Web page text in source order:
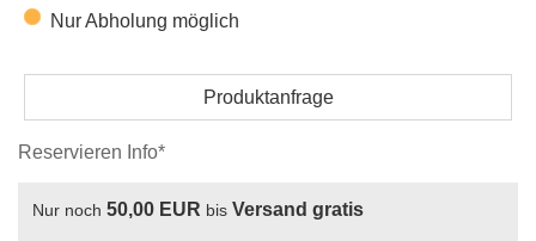
Nur Abholung möglich
Produktanfrage
Reservieren Info*
Nur noch 50,00 EUR bis Versand gratis